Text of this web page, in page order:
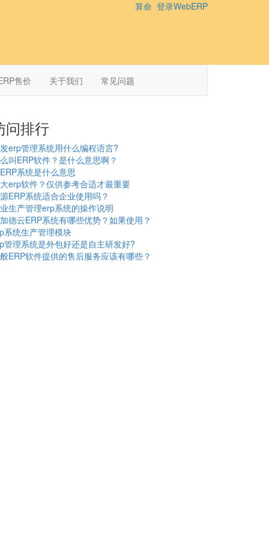
算命 登录WebERP
售价 关于我们 常见问题
问排行
erp管理系统用什么编程语言?
叫ERP软件？是什么意思啊？
系统是什么意思
erp软件？仅供参考合适才最重要
ERP系统适合企业使用吗？
生产管理erp系统的操作说明
德云ERP系统有哪些优势？如果使用？
系统生产管理模块
管理系统是外包好还是自主研发好?
ERP软件提供的售后服务应该有哪些？